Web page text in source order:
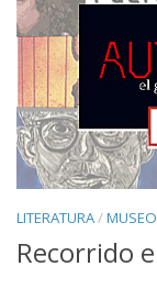
LITERATURA/
Recorrido